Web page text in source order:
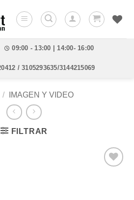
09:00 - 13:00 | 14:00- 16:00
/ 3105293635/3144215069
/ IMAGEN Y VIDEO
FILTRAR